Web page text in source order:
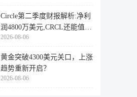
Circle第二季度财报解析:净利
润4800万美元,CRCL还能值得
投资
2026-08-06
黄金突破4300美元关口，上涨
趋势重新开启？
2026-08-06